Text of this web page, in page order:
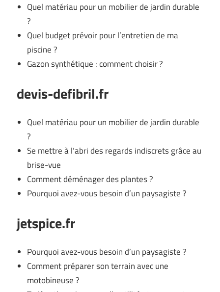
Quel matériau pour un mobilier de jardin durable
?
Quel budget prévoir pour l’entretien de ma
piscine ?
Gazon synthétique : comment choisir ?
devis-defibril.fr
Quel matériau pour un mobilier de jardin durable
?
Se mettre à l’abri des regards indiscrets grâce au
brise-vue
Comment déménager des plantes ?
Pourquoi avez-vous besoin d’un paysagiste ?
jetspice.fr
Pourquoi avez-vous besoin d’un paysagiste ?
Comment préparer son terrain avec une
motobineuse ?